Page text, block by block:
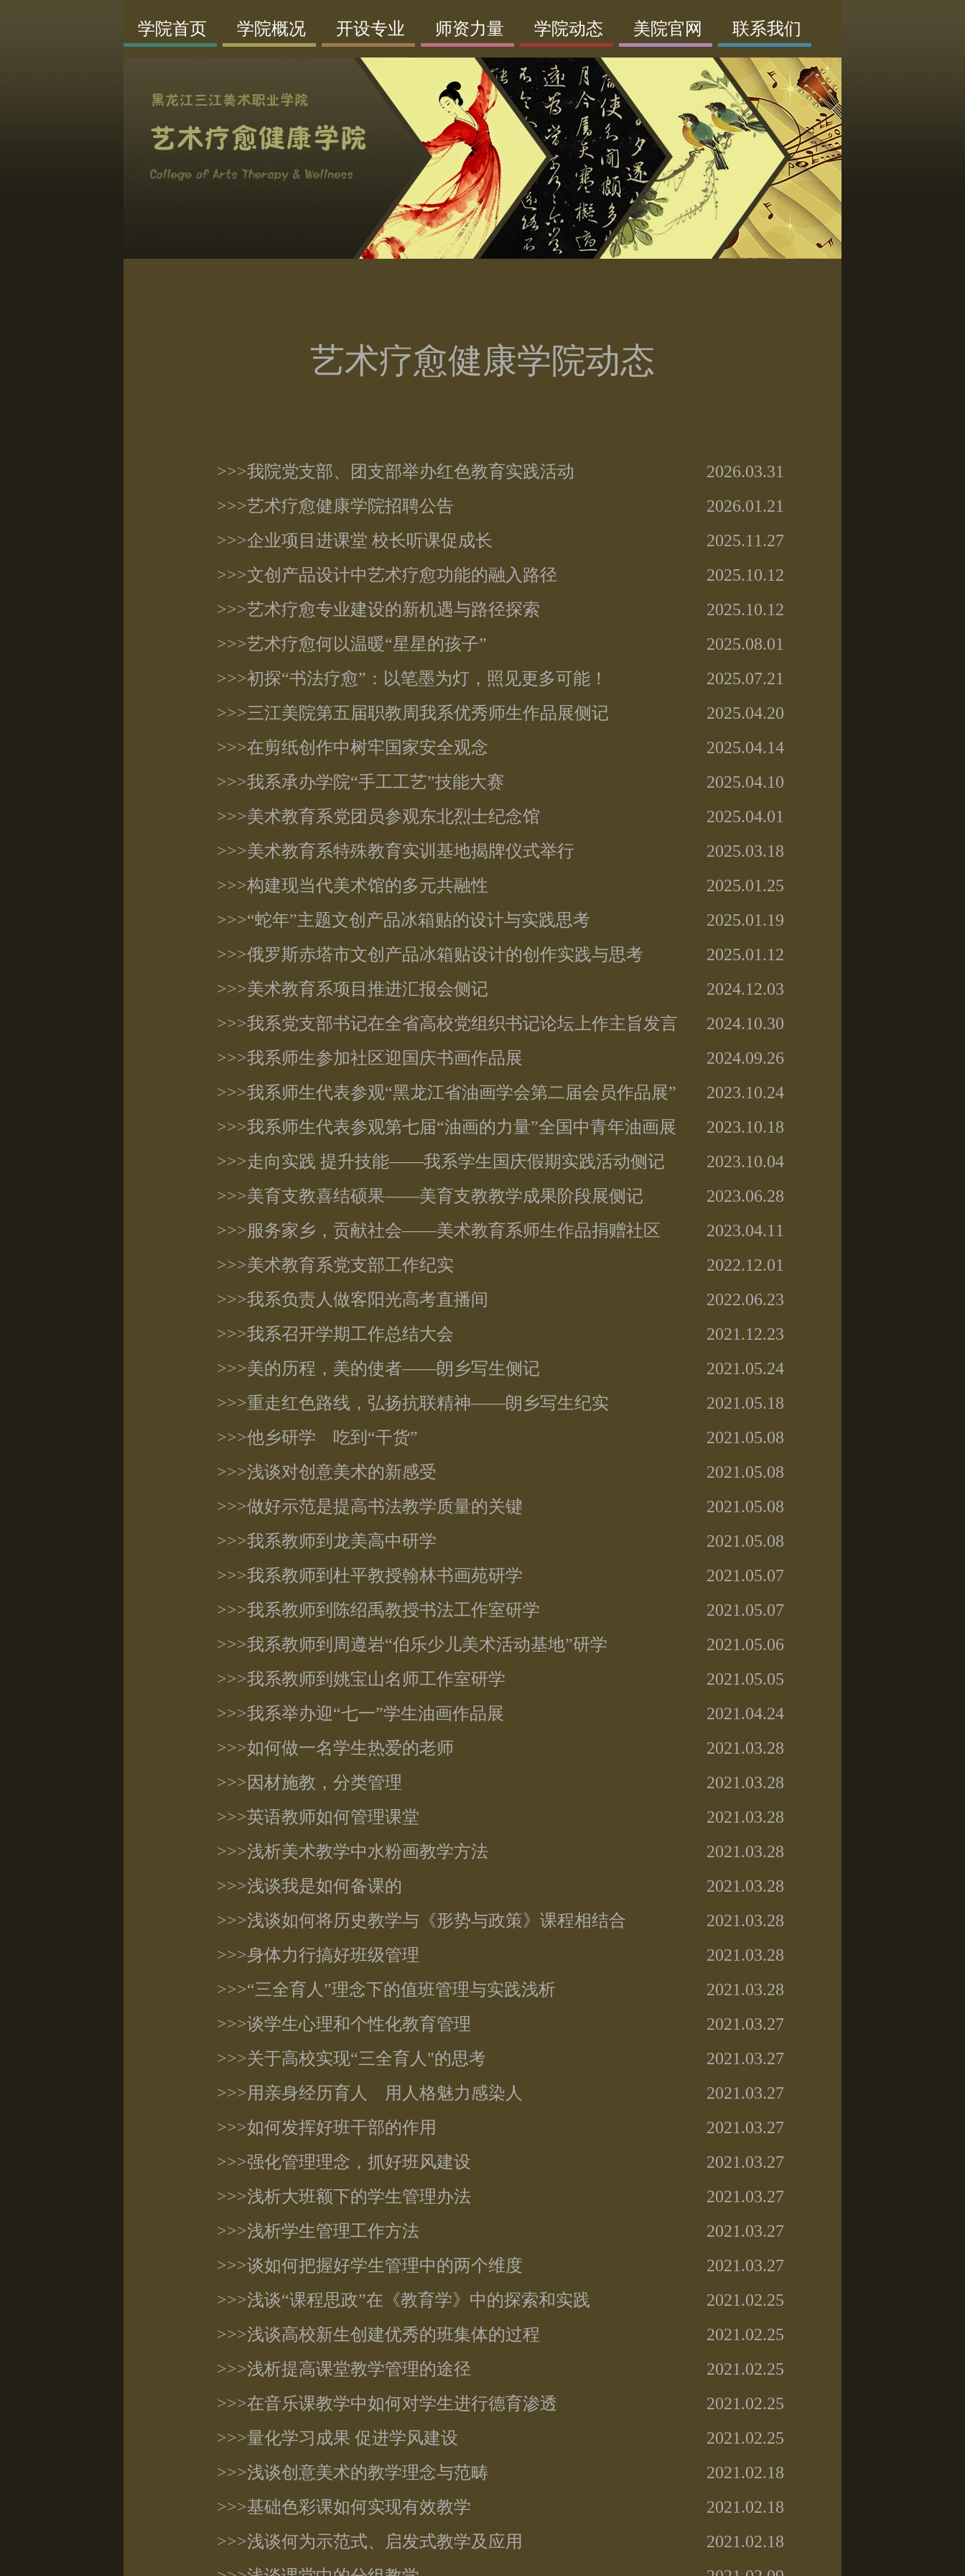
学院首页 学院概况 开设专业 师资力量 学院动态 美院官网 联系我们
艺术疗愈健康学院动态
>>>我院党支部、团支部举办红色教育实践活动
2026.03.31
>>>艺术疗愈健康学院招聘公告
2026.01.21
>>>企业项目进课堂 校长听课促成长
2025.11.27
>>>文创产品设计中艺术疗愈功能的融入路径
2025.10.12
>>>艺术疗愈专业建设的新机遇与路径探索
2025.10.12
>>>艺术疗愈何以温暖“星星的孩子”
2025.08.01
>>>初探“书法疗愈”：以笔墨为灯，照见更多可能！
2025.07.21
>>>三江美院第五届职教周我系优秀师生作品展侧记
2025.04.20
>>>在剪纸创作中树牢国家安全观念
2025.04.14
>>>我系承办学院“手工工艺”技能大赛
2025.04.10
>>>美术教育系党团员参观东北烈士纪念馆
2025.04.01
>>>美术教育系特殊教育实训基地揭牌仪式举行
2025.03.18
>>>构建现当代美术馆的多元共融性
2025.01.25
>>>“蛇年”主题文创产品冰箱贴的设计与实践思考
2025.01.19
>>>俄罗斯赤塔市文创产品冰箱贴设计的创作实践与思考
2025.01.12
>>>美术教育系项目推进汇报会侧记
2024.12.03
>>>我系党支部书记在全省高校党组织书记论坛上作主旨发言
2024.10.30
>>>我系师生参加社区迎国庆书画作品展
2024.09.26
>>>我系师生代表参观“黑龙江省油画学会第二届会员作品展”
2023.10.24
>>>我系师生代表参观第七届“油画的力量”全国中青年油画展
2023.10.18
>>>走向实践 提升技能——我系学生国庆假期实践活动侧记
2023.10.04
>>>美育支教喜结硕果——美育支教教学成果阶段展侧记
2023.06.28
>>>服务家乡，贡献社会——美术教育系师生作品捐赠社区
2023.04.11
>>>美术教育系党支部工作纪实
2022.12.01
>>>我系负责人做客阳光高考直播间
2022.06.23
>>>我系召开学期工作总结大会
2021.12.23
>>>美的历程，美的使者——朗乡写生侧记
2021.05.24
>>>重走红色路线，弘扬抗联精神——朗乡写生纪实
2021.05.18
>>>他乡研学 吃到“干货”
2021.05.08
>>>浅谈对创意美术的新感受
2021.05.08
>>>做好示范是提高书法教学质量的关键
2021.05.08
>>>我系教师到龙美高中研学
2021.05.08
>>>我系教师到杜平教授翰林书画苑研学
2021.05.07
>>>我系教师到陈绍禹教授书法工作室研学
2021.05.07
>>>我系教师到周遵岩“伯乐少儿美术活动基地”研学
2021.05.06
>>>我系教师到姚宝山名师工作室研学
2021.05.05
>>>我系举办迎“七一”学生油画作品展
2021.04.24
>>>如何做一名学生热爱的老师
2021.03.28
>>>因材施教，分类管理
2021.03.28
>>>英语教师如何管理课堂
2021.03.28
>>>浅析美术教学中水粉画教学方法
2021.03.28
>>>浅谈我是如何备课的
2021.03.28
>>>浅谈如何将历史教学与《形势与政策》课程相结合
2021.03.28
>>>身体力行搞好班级管理
2021.03.28
>>>“三全育人”理念下的值班管理与实践浅析
2021.03.28
>>>谈学生心理和个性化教育管理
2021.03.27
>>>关于高校实现“三全育人"的思考
2021.03.27
>>>用亲身经历育人 用人格魅力感染人
2021.03.27
>>>如何发挥好班干部的作用
2021.03.27
>>>强化管理理念，抓好班风建设
2021.03.27
>>>浅析大班额下的学生管理办法
2021.03.27
>>>浅析学生管理工作方法
2021.03.27
>>>谈如何把握好学生管理中的两个维度
2021.03.27
>>>浅谈“课程思政”在《教育学》中的探索和实践
2021.02.25
>>>浅谈高校新生创建优秀的班集体的过程
2021.02.25
>>>浅析提高课堂教学管理的途径
2021.02.25
>>>在音乐课教学中如何对学生进行德育渗透
2021.02.25
>>>量化学习成果 促进学风建设
2021.02.25
>>>浅谈创意美术的教学理念与范畴
2021.02.18
>>>基础色彩课如何实现有效教学
2021.02.18
>>>浅谈何为示范式、启发式教学及应用
2021.02.18